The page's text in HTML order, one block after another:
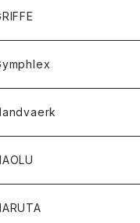
カート
カート
ャツ
ャツ
ウター
ディガン
ート
ップス
ャツ
ディース
ップス
ャツ